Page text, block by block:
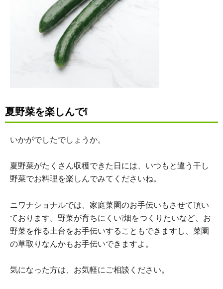
夏野菜を楽しんで❕
いかがでしたでしょうか。
夏野菜がたくさん収穫できた日には、いつもと違う干し
野菜でお料理を楽しんでみてくださいね。
ニワナショナルでは、家庭菜園のお手伝いもさせて頂い
ております。野菜が育ちにくい❕畑をつくりたいなど、お
野菜を作る土台をお手伝いすることもできますし、菜園
の草取りなんかもお手伝いできますよ。
気になった方は、お気軽にご相談ください。